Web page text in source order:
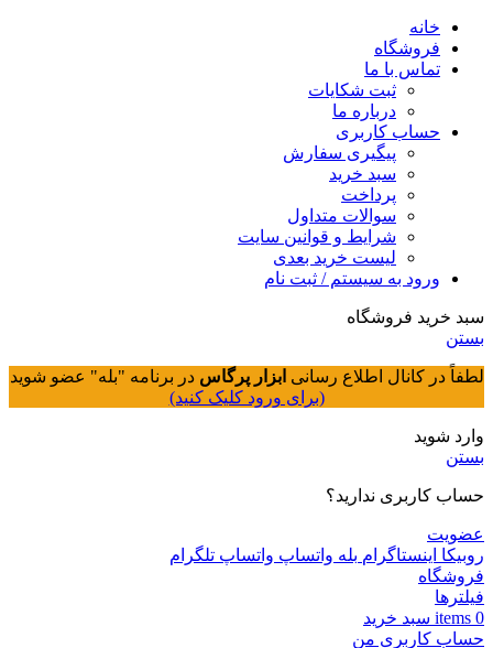
خانه
فروشگاه
تماس با ما
ثبت شکایات
درباره ما
حساب کاربری
پیگیری سفارش
سبد خرید
پرداخت
سوالات متداول
شرایط و قوانین سایت
لیست خرید بعدی
ورود به سیستم / ثبت نام
سبد خرید فروشگاه
بستن
لطفاً در کانال اطلاع رسانی ابزار پرگاس در برنامه "بله" عضو شوید
(برای ورود کلیک کنید)
وارد شوید
بستن
حساب کاربری ندارید؟
عضویت
روبیکا اینستاگرام بله واتساپ واتساپ تلگرام
فروشگاه
فیلترها
0
items سبد خريد
حساب کاربری من